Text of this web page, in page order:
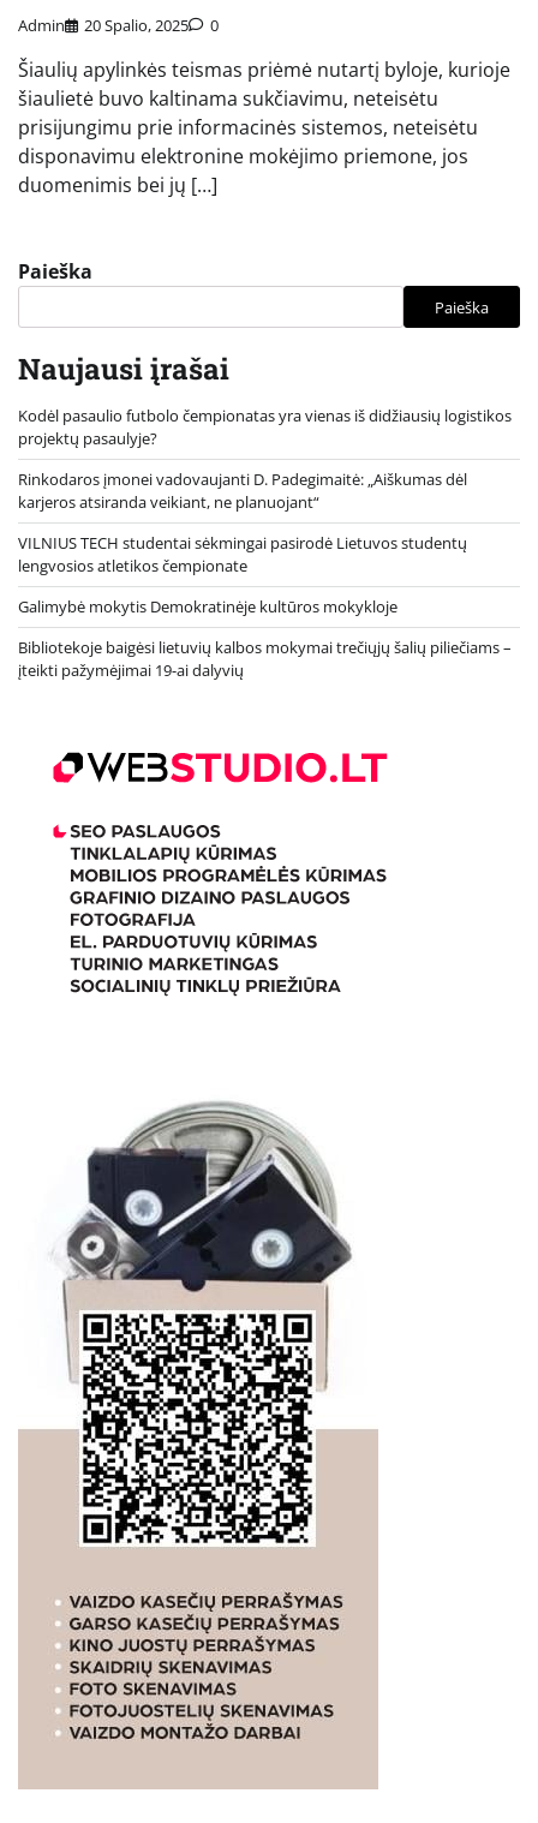
Admin 20 Spalio, 2025 0
Šiaulių apylinkės teismas priėmė nutartį byloje, kurioje
šiaulietė buvo kaltinama sukčiavimu, neteisėtu
prisijungimu prie informacinės sistemos, neteisėtu
disponavimu elektronine mokėjimo priemone, jos
duomenimis bei jų […]
Paieška
Paieška
Naujausi įrašai
Kodėl pasaulio futbolo čempionatas yra vienas iš didžiausių logistikos
projektų pasaulyje?
Rinkodaros įmonei vadovaujanti D. Padegimaitė: „Aiškumas dėl
karjeros atsiranda veikiant, ne planuojant“
VILNIUS TECH studentai sėkmingai pasirodė Lietuvos studentų
lengvosios atletikos čempionate
Galimybė mokytis Demokratinėje kultūros mokykloje
Bibliotekoje baigėsi lietuvių kalbos mokymai trečiųjų šalių piliečiams –
įteikti pažymėjimai 19-ai dalyvių